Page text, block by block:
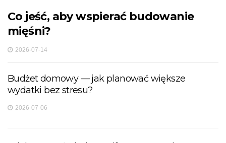
Co jeść, aby wspierać budowanie
mięśni?
2026-07-14
Budżet domowy — jak planować większe
wydatki bez stresu?
2026-07-06